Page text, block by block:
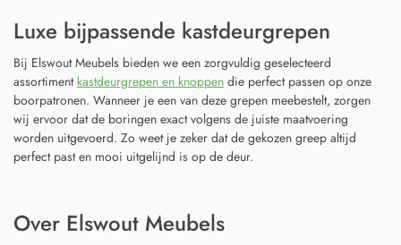
Luxe bijpassende kastdeurgrepen
Bij Elswout Meubels bieden we een zorgvuldig geselecteerd
assortiment kastdeurgrepen en knoppen die perfect passen op onze
boorpatronen. Wanneer je een van deze grepen meebestelt, zorgen
wij ervoor dat de boringen exact volgens de juiste maatvoering
worden uitgevoerd. Zo weet je zeker dat de gekozen greep altijd
perfect past en mooi uitgelijnd is op de deur.
Over Elswout Meubels